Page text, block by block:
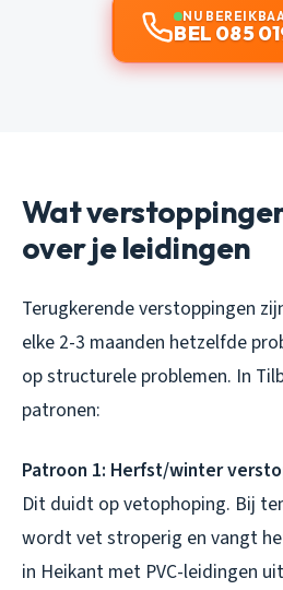
NU
BEL 085
Wat
over je leidingen
Terugkerende verstoppingen
elke 2-3 maanden hetzelfde
op structurele problemen. In
patronen:
Patroon 1: Herfst/winter
Dit duidt op vetophoping. Bij
wordt vet stroperig en vangt
in Heikant met PVC-leidingen